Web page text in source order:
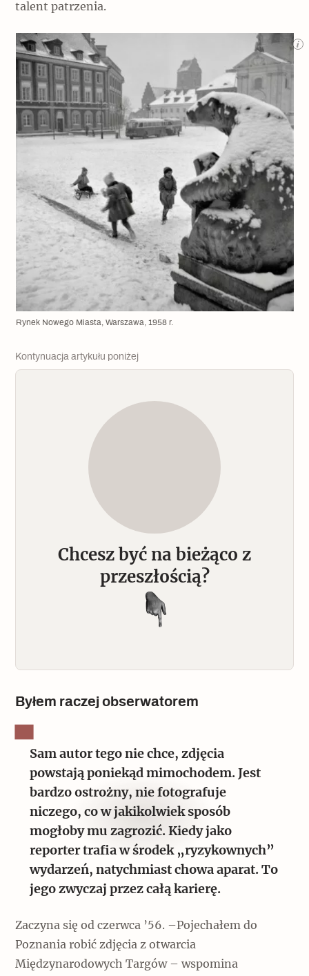
talent patrzenia.
Rynek Nowego Miasta, Warszawa, 1958 r.
Kontynuacja artykułu poniżej
Chcesz być na bieżąco z
przeszłością?
Byłem raczej obserwatorem
Sam autor tego nie chce, zdjęcia
powstają poniekąd mimochodem. Jest
bardzo ostrożny, nie fotografuje
niczego, co w jakikolwiek sposób
mogłoby mu zagrozić. Kiedy jako
reporter trafia w środek „ryzykownych”
wydarzeń, natychmiast chowa aparat. To
jego zwyczaj przez całą karierę.
Zaczyna się od czerwca ’56. –Pojechałem do
Poznania robić zdjęcia z otwarcia
Międzynarodowych Targów – wspomina